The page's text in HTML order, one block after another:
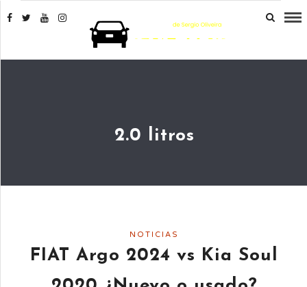
2.0 litros
NOTICIAS
FIAT Argo 2024 vs Kia Soul